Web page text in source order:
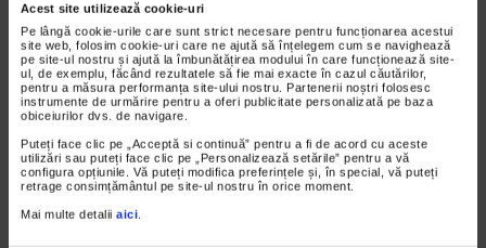
Acest site utilizează cookie-uri
Pe lângă cookie-urile care sunt strict necesare pentru funcționarea acestui
site web, folosim cookie-uri care ne ajută să înțelegem cum se navighează
pe site-ul nostru și ajută la îmbunătățirea modului în care funcționează site-
ul, de exemplu, făcând rezultatele să fie mai exacte în cazul căutărilor,
pentru a măsura performanța site-ului nostru. Partenerii noștri folosesc
instrumente de urmărire pentru a oferi publicitate personalizată pe baza
obiceiurilor dvs. de navigare.
Puteți face clic pe „Acceptă si continuă” pentru a fi de acord cu aceste
utilizări sau puteți face clic pe „Personalizează setările” pentru a vă
configura opțiunile. Vă puteți modifica preferințele și, în special, vă puteți
retrage consimțământul pe site-ul nostru în orice moment.
Mai multe detalii aici
VIDEO